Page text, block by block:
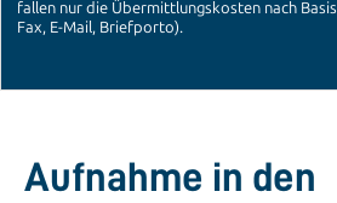
Aufnahme in den